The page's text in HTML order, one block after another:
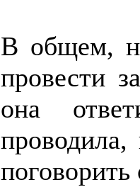
В общем,
провести
она
проводила,